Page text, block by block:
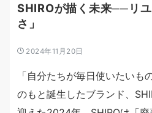
SHIROが描く未来──リ
さ」
2024年11月20日
「自分たちが毎日使いたいも
のもと誕生したブランド、